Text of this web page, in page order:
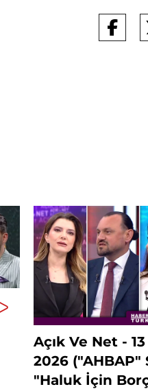
Açık Ve Net -
2026 ("AHBAP"
"Haluk İçin